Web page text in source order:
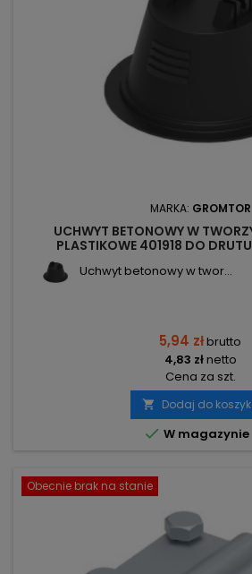
MARKA: GROMTOR
UCHWYT BETONOWY W
PLASTIKOWE 401918 DO
Uchwyt betonowy w twor...
5,94 złbrutto
4,83 złnetto
Cena za szt.
 Dodaj do
 W magazynie
Obecnie brak na stanie